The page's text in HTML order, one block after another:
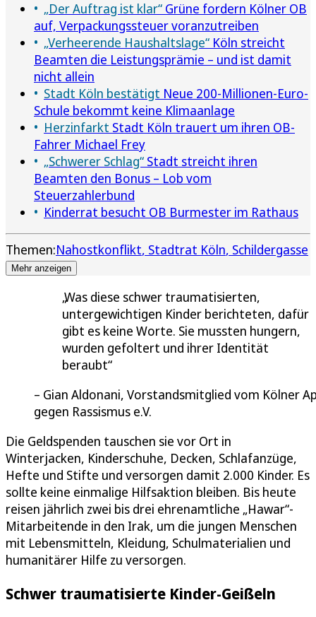
„Der Auftrag ist klar“ Grüne fordern Kölner OB
auf, Verpackungssteuer voranzutreiben
„Verheerende Haushaltslage“ Köln streicht
Beamten die Leistungsprämie – und ist damit
nicht allein
Stadt Köln bestätigt Neue 200-Millionen-Euro-
Schule bekommt keine Klimaanlage
Herzinfarkt Stadt Köln trauert um ihren OB-
Fahrer Michael Frey
„Schwerer Schlag“ Stadt streicht ihren
Beamten den Bonus – Lob vom
Steuerzahlerbund
Kinderrat besucht OB Burmester im Rathaus
Themen:Nahostkonflikt Stadtrat Köln Schildergasse
Mehr anzeigen
Was diese schwer traumatisierten,
untergewichtigen Kinder berichteten, dafür
gibt es keine Worte. Sie mussten hungern,
wurden gefoltert und ihrer Identität
beraubt
Gian Aldonani, Vorstandsmitglied vom Kölner
gegen Rassismus e.V.
Die Geldspenden tauschen sie vor Ort in
Winterjacken, Kinderschuhe, Decken, Schlafanzüge,
Hefte und Stifte und versorgen damit 2.000 Kinder. Es
sollte keine einmalige Hilfsaktion bleiben. Bis heute
reisen jährlich zwei bis drei ehrenamtliche „Hawar“-
Mitarbeitende in den Irak, um die jungen Menschen
mit Lebensmitteln, Kleidung, Schulmaterialien und
humanitärer Hilfe zu versorgen.
Schwer traumatisierte Kinder-Geißeln